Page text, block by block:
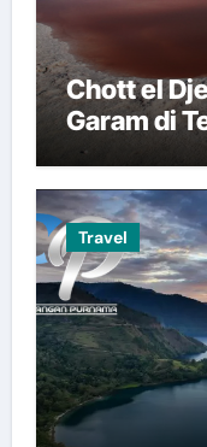
Chott el
Garam di
Travel